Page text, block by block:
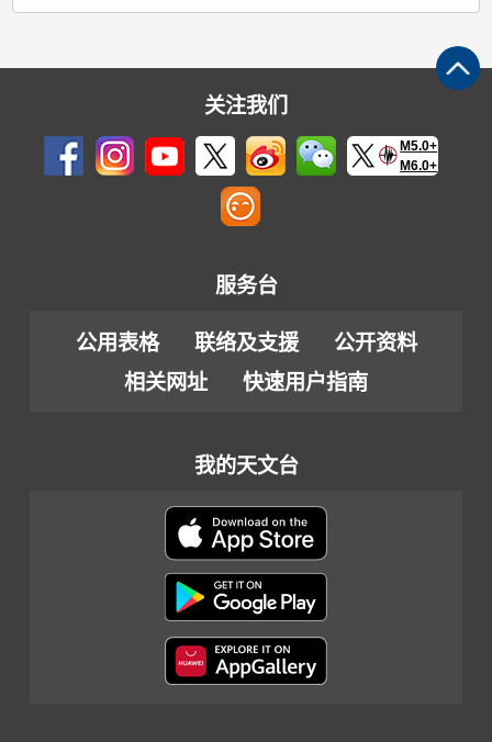
关注我们
M5.0+
M6.0+
服务台
公用表格 联络及支援
公开资料
相关网址
快速用户指南
我的天文台